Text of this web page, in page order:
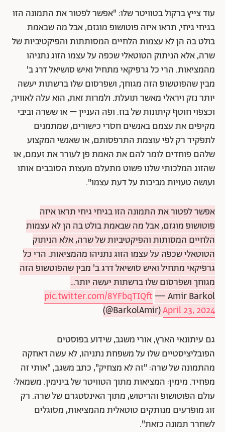
עוד צייץ ברקול בטוויטר שלו: "אפשר לפטור את התמונה הזו
בגיחי גיחי, תראו איזה פוטושופ מוגזם, אבל מה שבאמת
בולט בה הן לא עצמות הלחיים המסותתות והפיקטיביות של
שרה, אלא הניתוק הטוטאלי שכפה על עצמו הזוג נתניהו
מהמציאות. הרי כל גרפיקאי מתחיל ואיש סושיאל דרג ב'
מבין שהפוטשופ הזה מגוחך, ושפרסום שלו ברשתות יעשה
יותר נזק ויראלי מאשר תועלת. ולמרות זאת, הוא עלה לאוויר,
וכצפוי חוטף קיתונות של בוז. ופה העניין – או ששרה וביבי
מקיפים את עצמם באנשים חסרי כישורים, שמתמנים
לתפקיד רק לפי עוצמת התרפסותם, או שאנשי המקצוע
שלהם פוחדים לומר להם את האמת פן לעורר את זעמם, או
שהזוג המלכותי שלנו פשוט מתעלם מעצות הסובבים אותו
ועושה טעויות מביכות על דעת עצמו".
אפשר לפטור את התמונה הזו בגיחי גיחי תראו איזה
פוטושופ מוגזם, אבל מה שבאמת בולט בה הן לא עצמות
הלחיים המסותות והפיקטיביות של שרה, אלא הניתוק
הטוטאלי שכפה על עצמו הזוג נתניהו מהמציאות. הרי כל
גרפיקאי מתחיל ואיש סושיאל דרג ב' מבין שהפוטשופ הזה
מגוחך ושפרסום שלו ברשתות יעשה יותר…
pic.twitter.com/8YFbqTIQft — Amir Barkol
(@BarkolAmir)April 23, 2024
גם עיתונאי הארץ, אורי משגב, שידוע בפוסטים
הפובליציסטיים שלו על משפחת נתניהו, לא עשה דאחקה
מהתמונה של שרה: "זה לא מצחיק", כתב משגב, "אותי זה
מפחיד. מימין: המציאות מתוך הטוויטר של בינימין. משמאל:
עולם הפוטושופ והריטוש, מתוך האינסטגרם של שרה. רק
זוג מופרעים מנותקים טוטאלית מהמציאות, מסוגלים
לשחרר תמונה כזאת".